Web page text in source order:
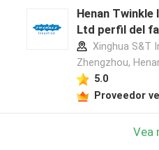
Henan
Ltd perfil del
Xinghua S&T
Zhengzhou,
5.0
Proveedor
Vea